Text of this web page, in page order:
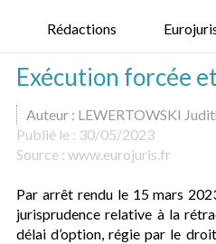
Rédactions
Exécution forcée
Auteur : LEWERTOWSKI
Publié le : 30/05/2023
Source : www.eurojuris.fr
Par arrêt rendu le 15 mars
jurisprudence relative à la
délai d’option, régie par le